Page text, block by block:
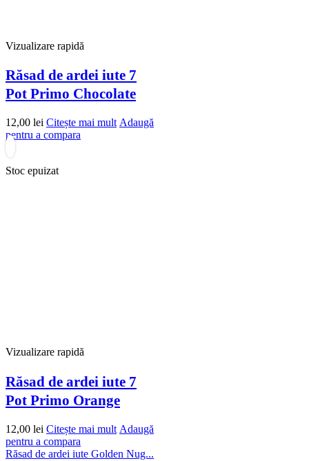
Vizualizare rapidă
Răsad de ardei iute 7
Pot Primo Chocolate
12,00 lei Citește mai mult Adaugă
pentru a compara
Stoc epuizat
Vizualizare rapidă
Răsad de ardei iute 7
Pot Primo Orange
12,00 lei Citește mai mult Adaugă
pentru a compara
Răsad de ardei iute Golden Nug...